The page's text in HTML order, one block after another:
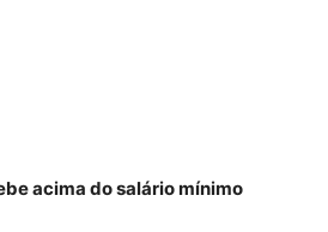
acima do salário mínimo